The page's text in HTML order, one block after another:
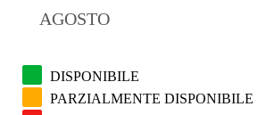
DISPONIBILE
PARZIALMENTE DISPONIBILE